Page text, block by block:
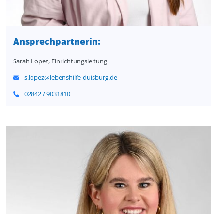
Ansprechpartnerin:
Sarah Lopez, Einrichtungsleitung
s.lopez@lebenshilfe-duisburg.de
02842 / 9031810